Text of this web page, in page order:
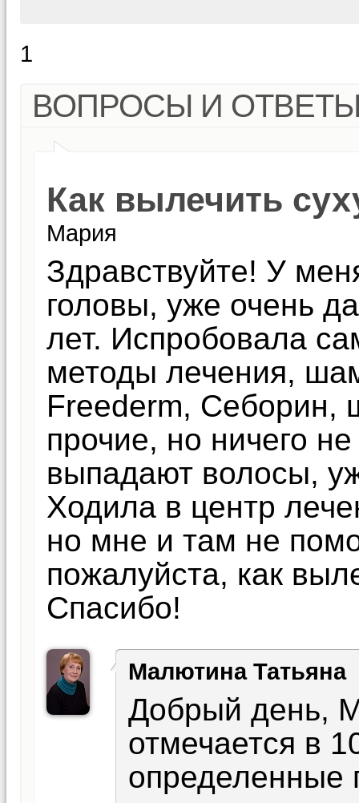
1
ВОПРОСЫ И
Как вылечить
Мария
Здравствуйте! У
головы, уже очень
лет. Испробовала
методы лечения,
Freederm, Себорин,
прочие, но ничего
выпадают волосы,
Ходила в центр
но мне и там не
пожалуйста, как
Спасибо!
Малютина Татьяна
Добрый день,
отмечается в
определенные